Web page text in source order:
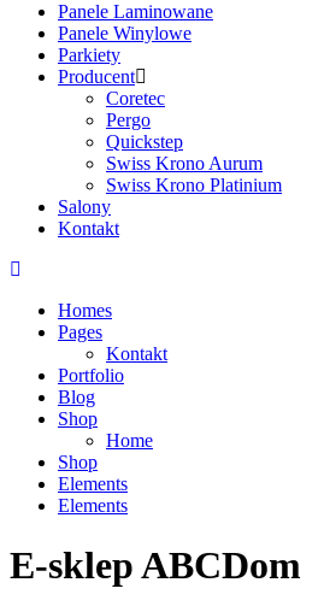
Panele Laminowane
Panele Winylowe
Parkiety
Producent
Coretec
Pergo
Quickstep
Swiss Krono Aurum
Swiss Krono Platinium
Salony
Kontakt
Homes
Pages
Kontakt
Portfolio
Blog
Shop
Home
Shop
Elements
Elements
E-sklep ABCDom